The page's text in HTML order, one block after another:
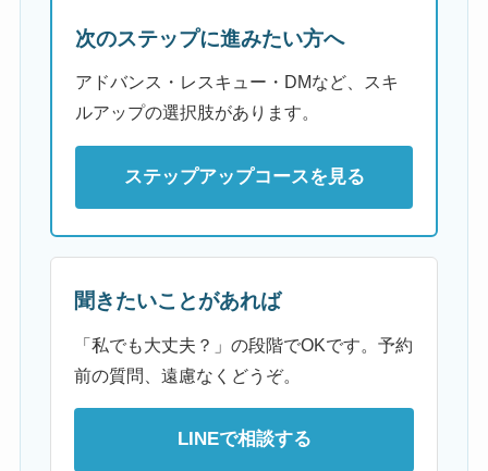
次のステップに進みたい方へ
アドバンス・レスキュー・DMなど、スキ
ルアップの選択肢があります。
ステップアップコースを見る
聞きたいことがあれば
「私でも大丈夫？」の段階でOKです。予約
前の質問、遠慮なくどうぞ。
LINEで相談する